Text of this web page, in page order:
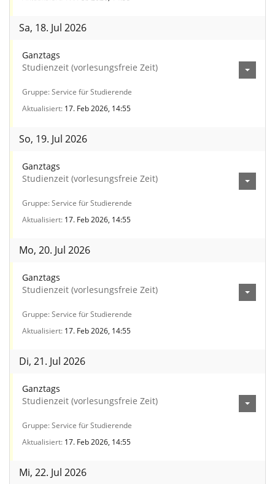
Sa, 18. Jul 2026
Ganztags
Studienzeit (vorlesungsfreie Zeit)
Gruppe Service für Studierende
Aktualisiert 17. Feb 2026, 14:55
So, 19. Jul 2026
Ganztags
Studienzeit (vorlesungsfreie Zeit)
Gruppe Service für Studierende
Aktualisiert 17. Feb 2026, 14:55
Mo, 20. Jul 2026
Ganztags
Studienzeit (vorlesungsfreie Zeit)
Gruppe Service für Studierende
Aktualisiert 17. Feb 2026, 14:55
Di, 21. Jul 2026
Ganztags
Studienzeit (vorlesungsfreie Zeit)
Gruppe Service für Studierende
Aktualisiert 17. Feb 2026, 14:55
Mi, 22. Jul 2026